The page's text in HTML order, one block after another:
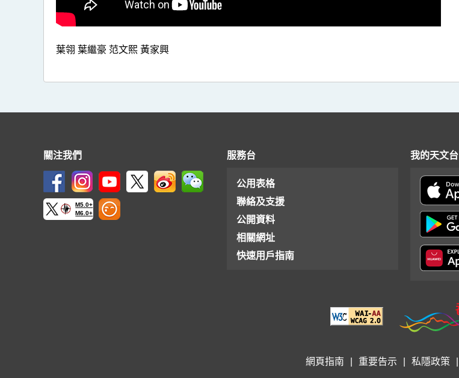
葉翎 葉繼豪 范文熙 黃家興
關注我們
M5.0+
M6.0+
服務台
公用表格
聯絡及支援
公開資料
相關網址
快速用戶指南
我的天文台
網頁指南 重要告示 私隱政策